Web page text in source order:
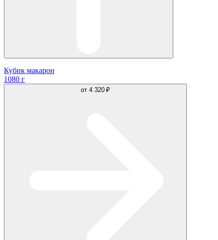
Кубик макарон
1080 г
от 4 320 ₽